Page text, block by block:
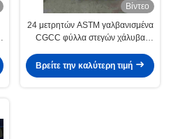
Βίντεο
24 μετρητών ASTM γαλβανισμένα
CGCC φύλλα στεγών χάλυβα
Βρείτε την καλύτερη τιμή